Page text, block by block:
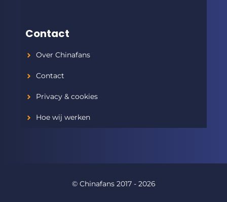
Contact
Over Chinafans
Contact
Privacy & cookies
Hoe wij werken
© Chinafans 2017 - 2026